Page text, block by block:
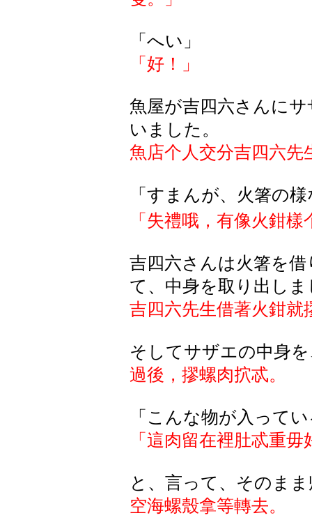
「へい」
「好！」
魚屋が吉四六さんに
いました。
魚店个人交分吉四六先
「すまんが、火箸の
「失禮哦，有像火鉗
吉四六さんは火箸を
て、中身を取り出しま
吉四六先生借著火鉗就
そしてサザエの中身
過後，摎螺肉㧒忒。
「こんな物が入って
「這肉留在裡肚忒重毋
と、言って、そのま
空海螺殼拿等轉去。